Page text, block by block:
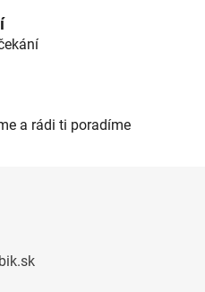
v
k
y
i a rádi ti poradíme